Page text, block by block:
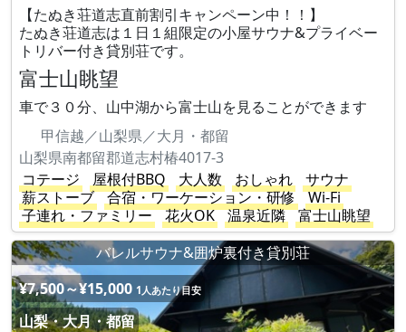
【たぬき荘道志直前割引キャンペーン中！！】
たぬき荘道志は１日１組限定の小屋サウナ&プライベー
トリバー付き貸別荘です。
富士山眺望
車で３０分、山中湖から富士山を見ることができます
甲信越／山梨県／大月・都留
山梨県南都留郡道志村椿4017-3
コテージ
屋根付BBQ 大人数 おしゃれ
サウナ
薪ストーブ
合宿・ワーケーション・研修
Wi-Fi
子連れ・ファミリー
花火OK 温泉近隣
富士山眺望
バレルサウナ&囲炉裏付き貸別荘
¥7,500～¥15,000 1人あたり目安
山梨・大月・都留